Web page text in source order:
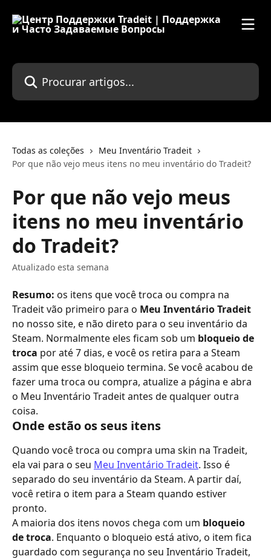
Procurar artigos...
Todas as coleções
Meu Inventário Tradeit
Por que não vejo meus itens no meu inventário do Tradeit?
Por que não vejo meus
itens no meu inventário
do Tradeit?
Atualizado esta semana
Resumo: os itens que você troca ou compra na
Tradeit vão primeiro para o Meu Inventário Tradeit
no nosso site, e não direto para o seu inventário da
Steam. Normalmente eles ficam sob um bloqueio de
troca por até 7 dias, e você os retira para a Steam
assim que esse bloqueio termina. Se você acabou de
fazer uma troca ou compra, atualize a página e abra
o Meu Inventário Tradeit antes de qualquer outra
coisa.
Onde estão os seus itens
Quando você troca ou compra uma skin na Tradeit,
ela vai para o seu Meu Inventário Tradeit. Isso é
separado do seu inventário da Steam. A partir daí,
você retira o item para a Steam quando estiver
pronto.
A maioria dos itens novos chega com um bloqueio
de troca. Enquanto o bloqueio está ativo, o item fica
guardado com segurança no seu Inventário Tradeit,